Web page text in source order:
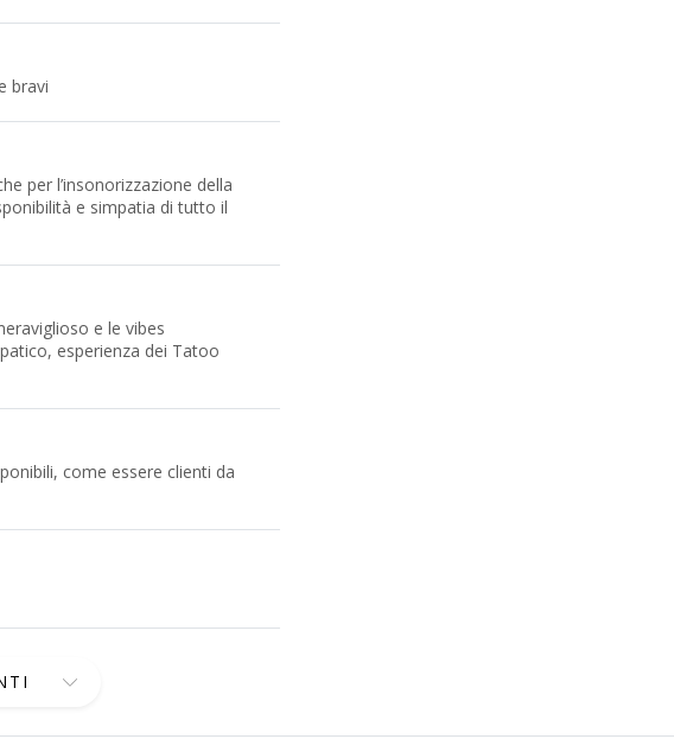
bravi
per l’insonorizzazione della
e simpatia di tutto il
e le vibes
esperienza dei Tatoo
come essere clienti da